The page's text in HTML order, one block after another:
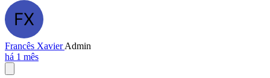
Francês XavierAdmin
há 1 mês